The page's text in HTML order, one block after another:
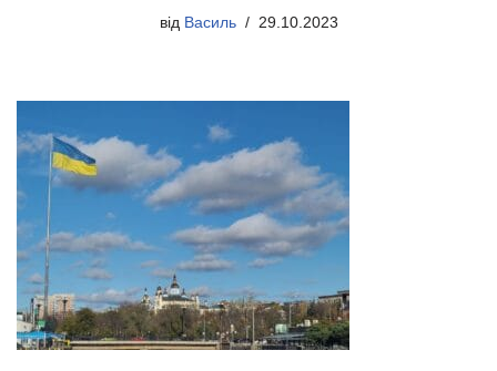
від Василь 29.10.2023